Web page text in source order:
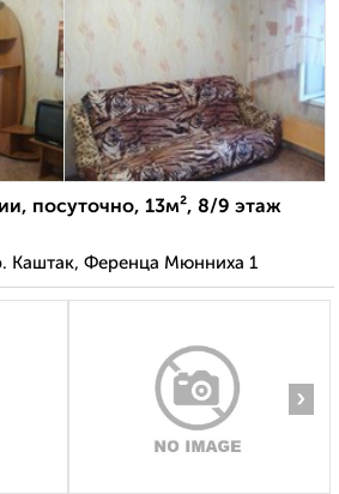
посуточно, 13м², 8/9 этаж
Каштак, Ференца Мюнниха 1
›